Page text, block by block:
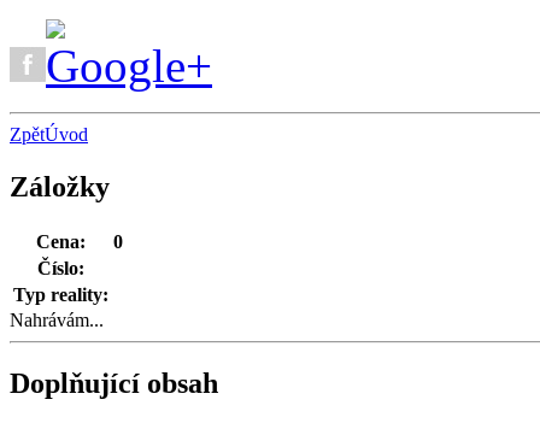
ZpětÚvod
Záložky
Cena:
0
Číslo:
Typ reality:
Nahrávám...
Doplňující obsah